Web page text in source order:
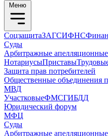
Меню
СоцзащитаЗАГСИФНС
Суды
Арбитражные
НотариусыПриставы
Защита прав потребителей
Общественные объединения
МВД
УчастковыеФМСГИБДД
Юридический форум
МФЦ
Суды
Арбитражные